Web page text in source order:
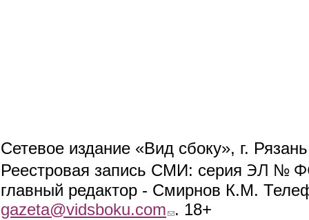
Сетевое издание «Вид сбоку», г.
Реестровая запись СМИ: серия ЭЛ №
главный редактор - Смирнов К.М.
gazeta@vidsboku.com (link sends e-mail)
. 18+